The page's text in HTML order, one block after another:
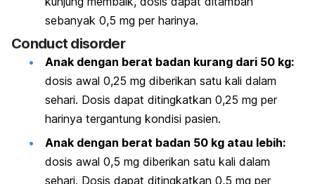
sebanyak 0,5 mg per harinya.
Conduct disorder
Anak dengan berat badan kurang dari 50 kg:
dosis awal 0,25 mg diberikan satu kali dalam
sehari. Dosis dapat ditingkatkan 0,25 mg per
harinya tergantung kondisi pasien.
Anak dengan berat badan 50 kg atau lebih:
dosis awal 0,5 mg diberikan satu kali dalam
sehari. Dosis dapat ditingkatkan 0,5 mg per